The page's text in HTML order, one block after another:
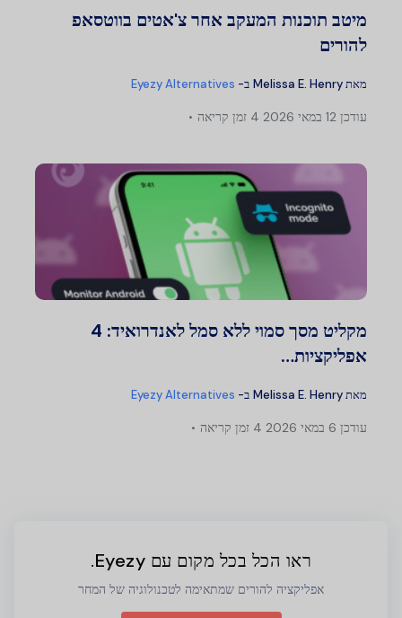
מיטב תוכנות המעקב אחר צ'אטים בווטסאפ
להורים
מאתMelissa E. Henry ב- Eyezy Alternatives
עודכן 4 זמן קריאה
מקליט מסך סמוי ללא סמל לאנדרואיד: 4
אפליקציות…
מאתMelissa E. Henry ב- Eyezy Alternatives
עודכן 4 זמן קריאה
ראו הכל בכל מקום עם Eyezy.
אפליקציה להורים שמתאימה לטכנולוגיה של המחר